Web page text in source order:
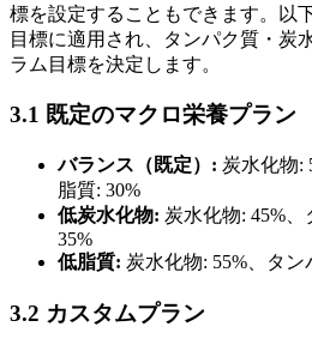
標を設定することもできます。以
目標に適用され、タンパク質・炭
ラム目標を決定します。
3.1 既定のマクロ栄養プラン
バランス（既定）: 炭水化物:
脂質: 30%
低炭水化物: 炭水化物: 45%
35%
低脂質: 炭水化物: 55%、タン
3.2 カスタムプラン